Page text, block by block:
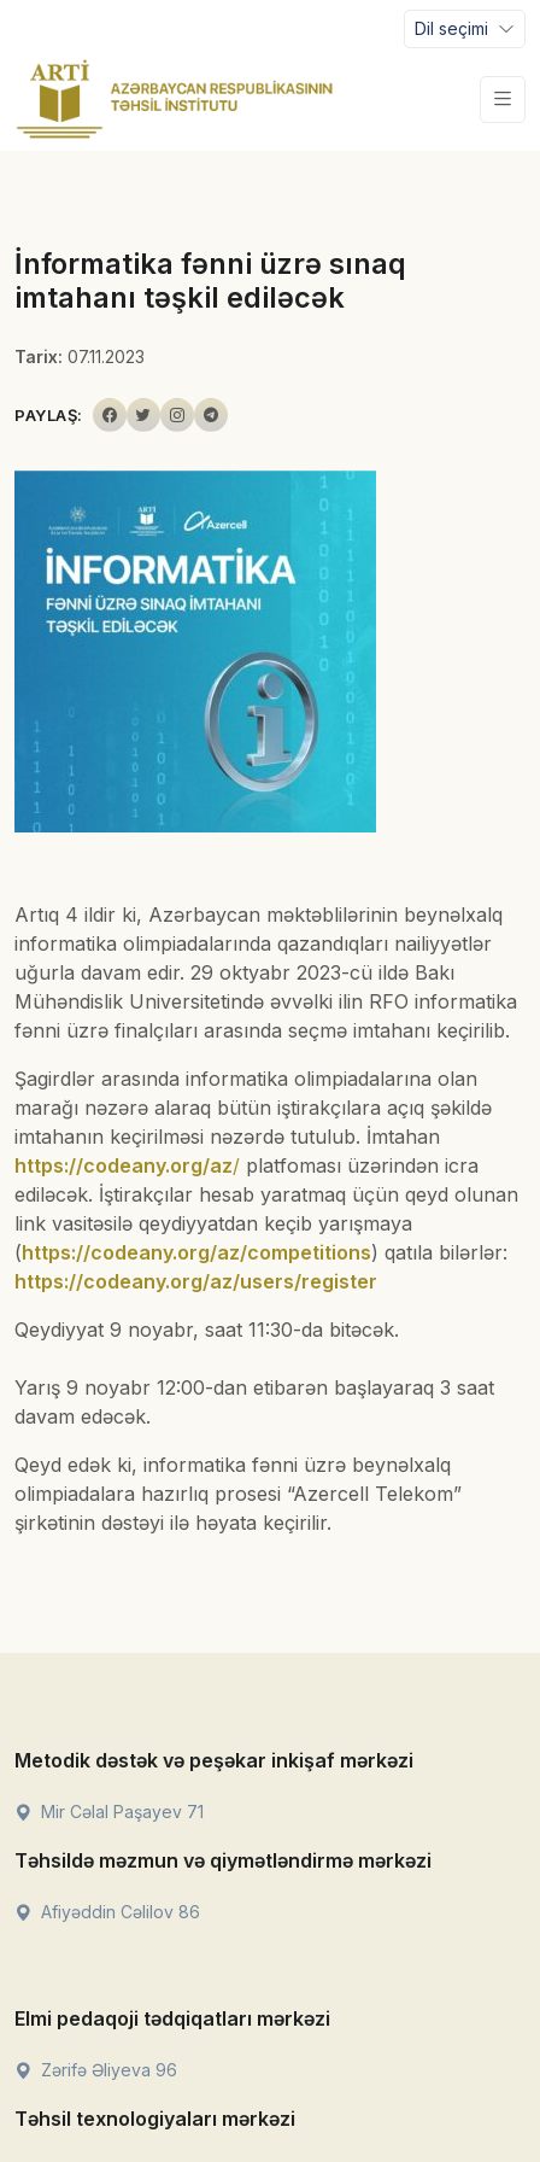
Dil seçimi
İnformatika fənni üzrə sınaq
imtahanı təşkil ediləcək
Tarix: 07.11.2023
PAYLAŞ:
Artıq 4 ildir ki, Azərbaycan məktəblilərinin beynəlxalq
informatika olimpiadalarında qazandıqları nailiyyətlər
uğurla davam edir. 29 oktyabr 2023-cü ildə Bakı
Mühəndislik Universitetində əvvəlki ilin RFO informatika
fənni üzrə finalçıları arasında seçmə imtahanı keçirilib.
Şagirdlər arasında informatika olimpiadalarına olan
marağı nəzərə alaraq bütün iştirakçılara açıq şəkildə
imtahanın keçirilməsi nəzərdə tutulub. İmtahan
https://codeany.org/az/ platfoması üzərindən icra
ediləcək. İştirakçılar hesab yaratmaq üçün qeyd olunan
link vasitəsilə qeydiyyatdan keçib yarışmaya
(https://codeany.org/az/competitions) qatıla bilərlər:
https://codeany.org/az/users/register
Qeydiyyat 9 noyabr, saat 11:30-da bitəcək.
Yarış 9 noyabr 12:00-dan etibarən başlayaraq 3 saat
davam edəcək.
Qeyd edək ki, informatika fənni üzrə beynəlxalq
olimpiadalara hazırlıq prosesi “Azercell Telekom”
şirkətinin dəstəyi ilə həyata keçirilir.
Metodik dəstək və peşəkar inkişaf mərkəzi
Mir Cəlal Paşayev 71
Təhsildə məzmun və qiymətləndirmə mərkəzi
Afiyəddin Cəlilov 86
Elmi pedaqoji tədqiqatları mərkəzi
Zərifə Əliyeva 96
Təhsil texnologiyaları mərkəzi